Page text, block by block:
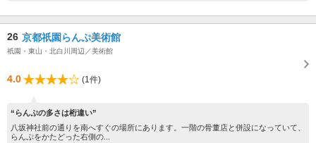
26 京都祇園らんぷ美術館
祇園・東山・北白川周辺／美術館
4.0 (1件)
“らんぷの多さは桁違い”
八坂神社前の通りを南へすぐの場所にあります。一階の骨董店と併設になっていて、
らんぷをかたどった右側の...